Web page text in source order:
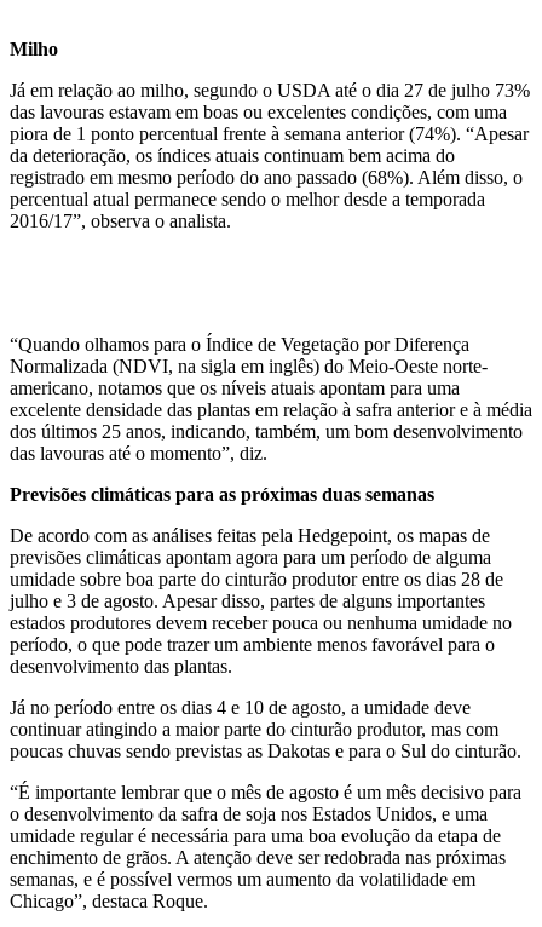
Milho
Já em relação ao milho, segundo o USDA até o dia 27 de julho 73%
das lavouras estavam em boas ou excelentes condições, com uma
piora de 1 ponto percentual frente à semana anterior (74%). “Apesar
da deterioração, os índices atuais continuam bem acima do
registrado em mesmo período do ano passado (68%). Além disso, o
percentual atual permanece sendo o melhor desde a temporada
2016/17”, observa o analista.
“Quando olhamos para o Índice de Vegetação por Diferença
Normalizada (NDVI, na sigla em inglês) do Meio-Oeste norte-
americano, notamos que os níveis atuais apontam para uma
excelente densidade das plantas em relação à safra anterior e à média
dos últimos 25 anos, indicando, também, um bom desenvolvimento
das lavouras até o momento”, diz.
Previsões climáticas para as próximas duas semanas
De acordo com as análises feitas pela Hedgepoint, os mapas de
previsões climáticas apontam agora para um período de alguma
umidade sobre boa parte do cinturão produtor entre os dias 28 de
julho e 3 de agosto. Apesar disso, partes de alguns importantes
estados produtores devem receber pouca ou nenhuma umidade no
período, o que pode trazer um ambiente menos favorável para o
desenvolvimento das plantas.
Já no período entre os dias 4 e 10 de agosto, a umidade deve
continuar atingindo a maior parte do cinturão produtor, mas com
poucas chuvas sendo previstas as Dakotas e para o Sul do cinturão.
“É importante lembrar que o mês de agosto é um mês decisivo para
o desenvolvimento da safra de soja nos Estados Unidos, e uma
umidade regular é necessária para uma boa evolução da etapa de
enchimento de grãos. A atenção deve ser redobrada nas próximas
semanas, e é possível vermos um aumento da volatilidade em
Chicago”, destaca Roque.